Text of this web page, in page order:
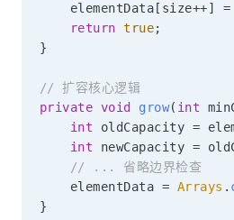
    elementData
[ size++] =
return true;
}
// 扩容核心逻辑
private void grow( int
int oldCapacity =
int newCapacity =
// ... 省略边界检查
    elementData
= Arrays .
}